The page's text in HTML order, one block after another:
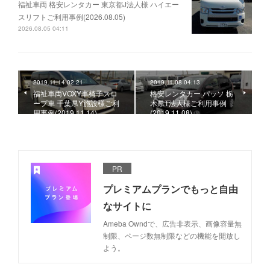
福祉車両 格安レンタカー 東京都J法人様 ハイエー
スリフトご利用事例(2026.08.05)
2026.08.05 04:11
2019.11.14 02:21
福祉車両VOXY車椅子スロ
ープ車 千葉県Y施設様ご利
用事例(2019.11.14)
2019.11.08 04:13
格安レンタカー パッソ 栃
木県T法人様ご利用事例
(2019.11.08)
PR
プレミアムプランでもっと自由
なサイトに
Ameba Owndで、広告非表示、画像容量無
制限、ページ数無制限などの機能を開放し
よう。